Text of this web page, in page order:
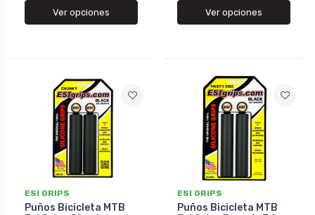
Ver opciones Ver opciones
ESI GRIPS
Puños Bicicleta MTB
ESI GRIPS
Puños Bicicleta MTB